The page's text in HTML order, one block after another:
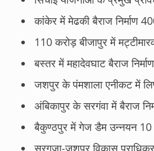
कांकेर में मेढकी बैराज निर्माण
110 करोड़ बीजापुर में
बस्तर में महादेवघाट बैराज
जशपुर के पंमशाला एनीकट में
अंबिकापुर के सरगंवा में बैराज
बैकुण्ठपुर में गेज डैम उन्नयन 10
सरगुजा-जशपुर विकास